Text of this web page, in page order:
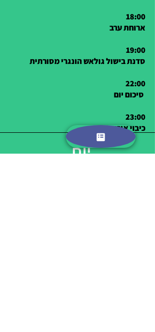
18:00
ארוחת ערב
19:00
סדנת בישול גולאש הונגרי מסורתית
22:00
23:00
כיבוי אורות
יום